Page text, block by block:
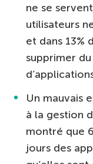
ne se
utilisateurs
et dans 13%
supprimer
Un mauvais
à la gestion
montré que
jours des